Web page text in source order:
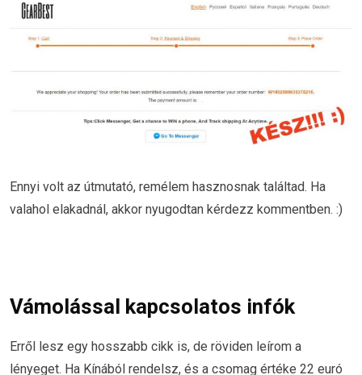
Ennyi volt az útmutató, remélem hasznosnak találtad. Ha
valahol elakadnál, akkor nyugodtan kérdezz kommentben. :)
Vámolással kapcsolatos infók
Erről lesz egy hosszabb cikk is, de röviden leírom a
lényeget. Ha Kínából rendelsz, és a csomag értéke 22 euró